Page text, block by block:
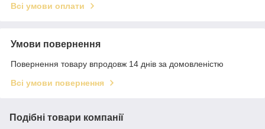
Всі умови оплати
Умови повернення
Повернення товару впродовж 14 днів за домовленістю
Всі умови повернення
Подібні товари компанії